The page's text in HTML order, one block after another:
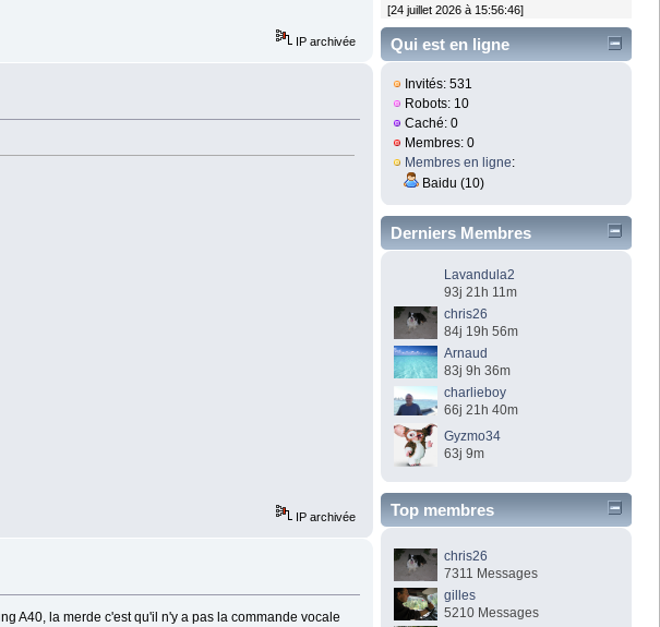
IP archivée
IP archivée
A40, la merde c'est qu'il n'y a pas la commande vocale
[24 juillet 2026 à 15:56:46]
Qui est en ligne
Invités: 531
Robots: 10
Caché: 0
Membres: 0
Membres en ligne:
Baidu (10)
Derniers Membres
Lavandula2
93j 21h 11m
chris26
84j 19h 56m
Arnaud
83j 9h 36m
charlieboy
66j 21h 40m
Gyzmo34
63j 9m
Top membres
chris26
7311 Messages
gilles
5210 Messages